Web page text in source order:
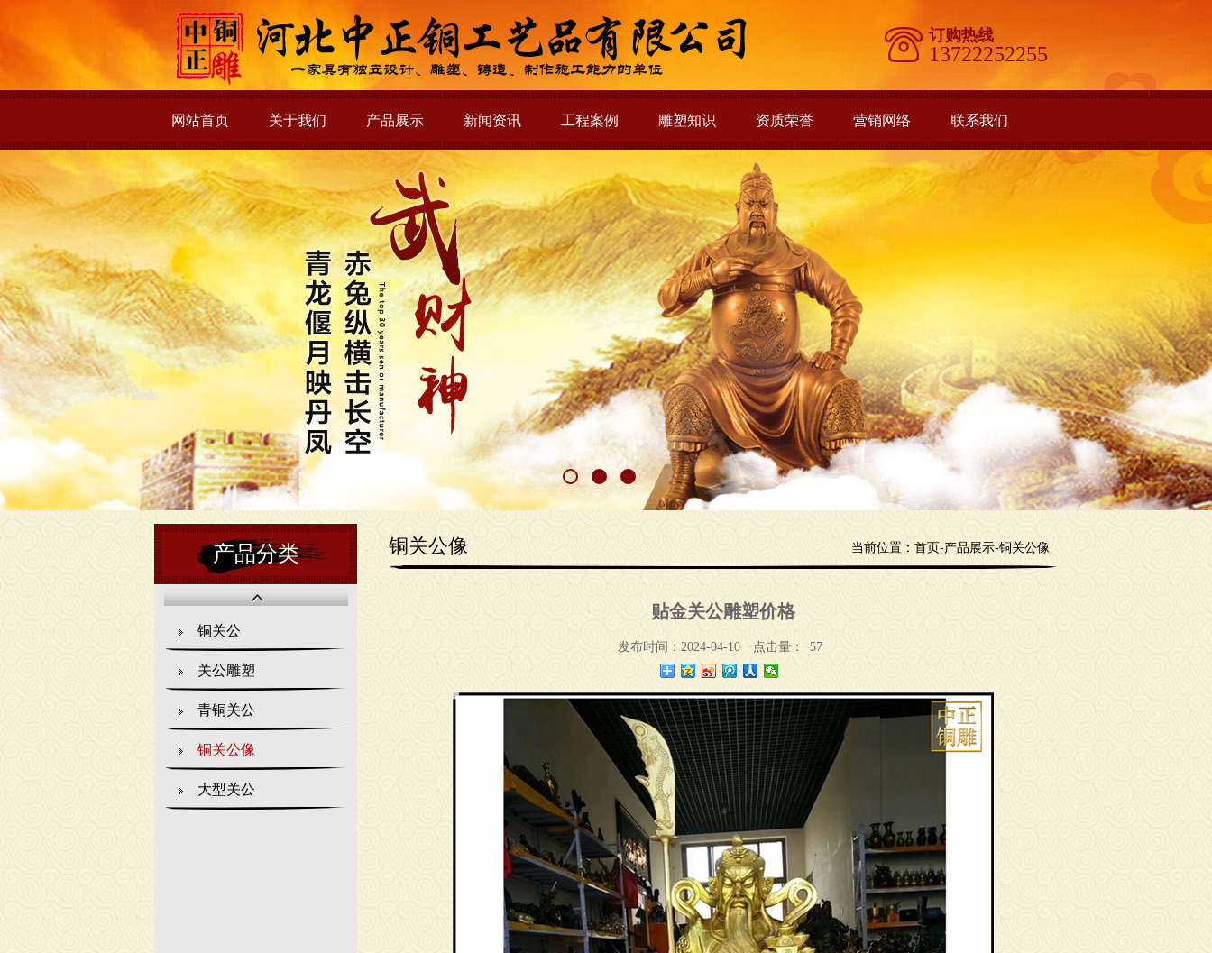
订购热线
13722252255
网站首页 关于我们 产品展示 新闻资讯 工程案例 雕塑知识 资质荣誉 营销网络 联系我们
产品分类
铜关公
关公雕塑
青铜关公
铜关公像
大型关公
铜关公像 当前位置： 首页-产品展示-铜关公像
贴金关公雕塑价格
发布时间：2024-04-10 点击量： 57